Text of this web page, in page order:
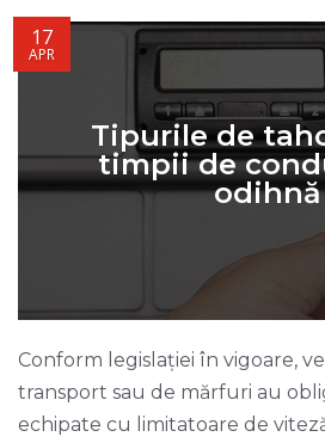
17
APR
Tipurile de
timpii de
odihnă
Conform legislației în vigoare,
transport sau de mărfuri au
echipate cu limitatoare de